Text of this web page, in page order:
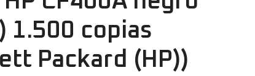
1.500 copias
Packard (HP))